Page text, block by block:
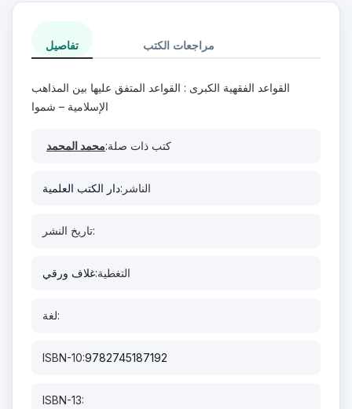
تفاصيل مراجعات الكتب
القواعد الفقهية الكبرى : القواعد المتفق عليها بين المذاهب
الإسلامية – شموا
كتب ذات صلة:محمد المحمد
الناشر:دار الكتب العلمية
تاريخ النشر:
التغطية:غلاف ورقي
لغة:
ISBN-10:9782745187192
ISBN-13: